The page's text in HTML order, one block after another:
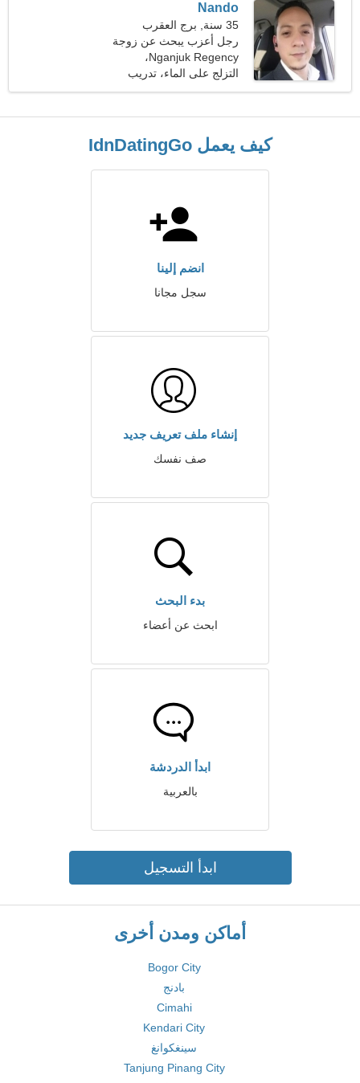
Nando
35 سنة, برج العقرب
رجل أعزب يبحث عن زوجة
Nganjuk Regency،
إندونيسيا
التزلج على الماء، تدريب
القوة
كيف يعمل IdnDatingGo
انضم إلينا
سجل مجانا
إنشاء ملف تعريف جديد
صف نفسك
بدء البحث
ابحث عن أعضاء
ابدأ الدردشة
بالعربية
ابدأ التسجيل
أماكن ومدن أخرى
Bogor City
بادنج
Cimahi
Kendari City
سينغكوانغ
Tanjung Pinang City